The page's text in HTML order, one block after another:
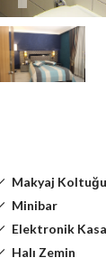
Makyaj Koltuğu
Minibar
Elektronik Kasa
Halı Zemin